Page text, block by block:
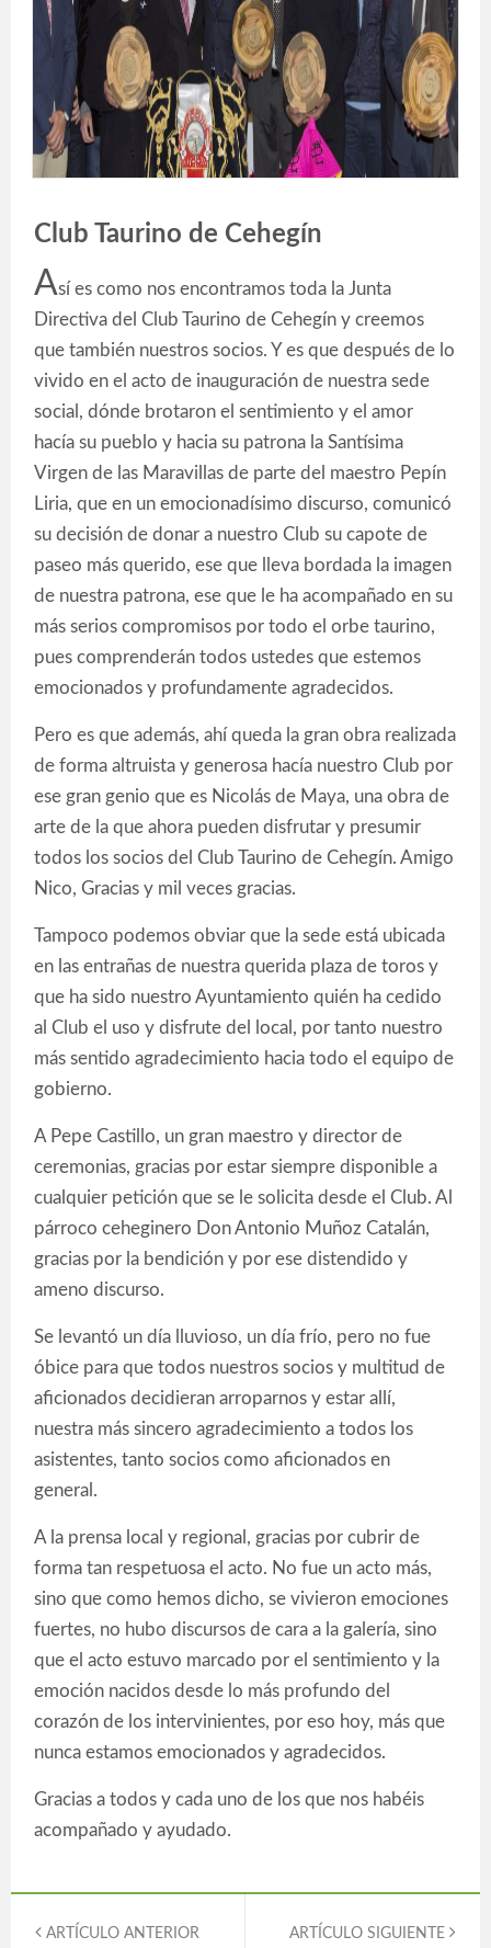
Club Taurino de Cehegín
Así es como nos encontramos toda la Junta
Directiva del Club Taurino de Cehegín y creemos
que también nuestros socios. Y es que después de lo
vivido en el acto de inauguración de nuestra sede
social, dónde brotaron el sentimiento y el amor
hacía su pueblo y hacia su patrona la Santísima
Virgen de las Maravillas de parte del maestro Pepín
Liria, que en un emocionadísimo discurso, comunicó
su decisión de donar a nuestro Club su capote de
paseo más querido, ese que lleva bordada la imagen
de nuestra patrona, ese que le ha acompañado en su
más serios compromisos por todo el orbe taurino,
pues comprenderán todos ustedes que estemos
emocionados y profundamente agradecidos.
Pero es que además, ahí queda la gran obra realizada
de forma altruista y generosa hacía nuestro Club por
ese gran genio que es Nicolás de Maya, una obra de
arte de la que ahora pueden disfrutar y presumir
todos los socios del Club Taurino de Cehegín. Amigo
Nico, Gracias y mil veces gracias.
Tampoco podemos obviar que la sede está ubicada
en las entrañas de nuestra querida plaza de toros y
que ha sido nuestro Ayuntamiento quién ha cedido
al Club el uso y disfrute del local, por tanto nuestro
más sentido agradecimiento hacia todo el equipo de
gobierno.
A Pepe Castillo, un gran maestro y director de
ceremonias, gracias por estar siempre disponible a
cualquier petición que se le solicita desde el Club. Al
párroco ceheginero Don Antonio Muñoz Catalán,
gracias por la bendición y por ese distendido y
ameno discurso.
Se levantó un día lluvioso, un día frío, pero no fue
óbice para que todos nuestros socios y multitud de
aficionados decidieran arroparnos y estar allí,
nuestra más sincero agradecimiento a todos los
asistentes, tanto socios como aficionados en
general.
A la prensa local y regional, gracias por cubrir de
forma tan respetuosa el acto. No fue un acto más,
sino que como hemos dicho, se vivieron emociones
fuertes, no hubo discursos de cara a la galería, sino
que el acto estuvo marcado por el sentimiento y la
emoción nacidos desde lo más profundo del
corazón de los intervinientes, por eso hoy, más que
nunca estamos emocionados y agradecidos.
Gracias a todos y cada uno de los que nos habéis
acompañado y ayudado.
ARTÍCULO ANTERIOR ARTÍCULO SIGUIENTE